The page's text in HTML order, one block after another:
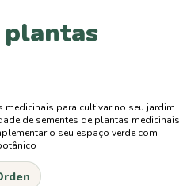
plantas
medicinais para cultivar no seu jardim
de sementes de plantas medicinais
o seu espaço verde com